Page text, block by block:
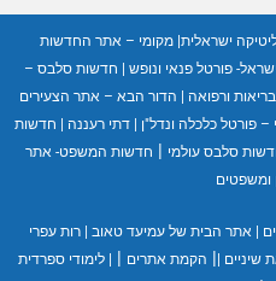
ישראלית |מקומי – אתר החדשות
פורטל פנאי ונופש
חדשות סלבס –
ורפואה
הדור הבא – אתר הצעירים
– פורטל כלכלה ונדל"ן דתי רעננה
חדשות
סלבס עולמי | חדשות המשפט- אתר
ומשפטים
אתר הבית של עמיעד טאוב |רות עפרי
שיניים | הקמת אתרים |
לימודי ספרדית